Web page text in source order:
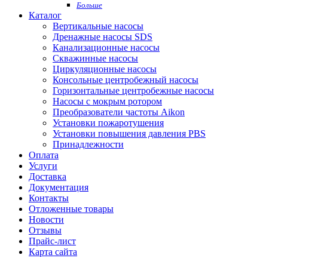
Больше
Каталог
Вертикальные насосы
Дренажные насосы SDS
Канализационные насосы
Скважинные насосы
Циркуляционные насосы
Консольные центробежный насосы
Горизонтальные центробежные насосы
Насосы с мокрым ротором
Преобразователи частоты Aikon
Установки пожаротушения
Установки повышения давления PBS
Принадлежности
Оплата
Услуги
Доставка
Документация
Контакты
Отложенные товары
Новости
Отзывы
Прайс-лист
Карта сайта